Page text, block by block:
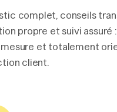
complet, conseils
propre et suivi assuré
et totalement
client.